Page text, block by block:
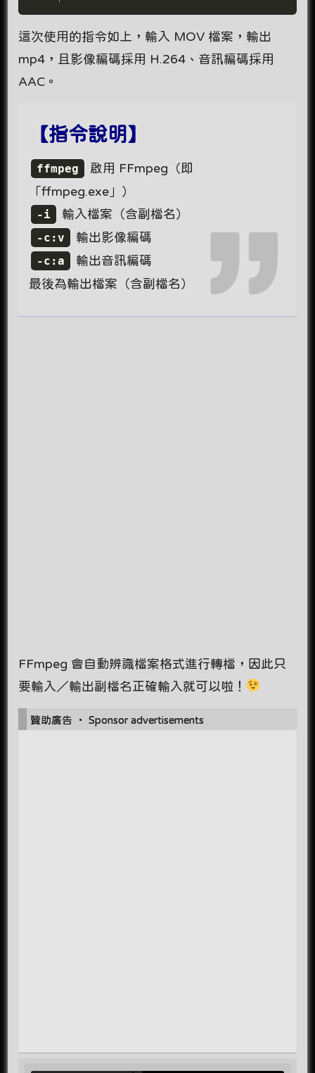
這次使用的指令如上，輸入 MOV 檔案，輸出
mp4，且影像編碼採用 H.264、音訊編碼採用
AAC。
【指令說明】
ffmpeg
啟用 FFmpeg（即
「ffmpeg.exe」）
-i 輸入檔案（含副檔名）
-c:v 輸出影像編碼
-c:a
輸出音訊編碼
最後為輸出檔案（含副檔名）
FFmpeg 會自動辨識檔案格式進行轉檔，因此只
要輸入／輸出副檔名正確輸入就可以啦！
贊助廣告 ‧ Sponsor advertisements